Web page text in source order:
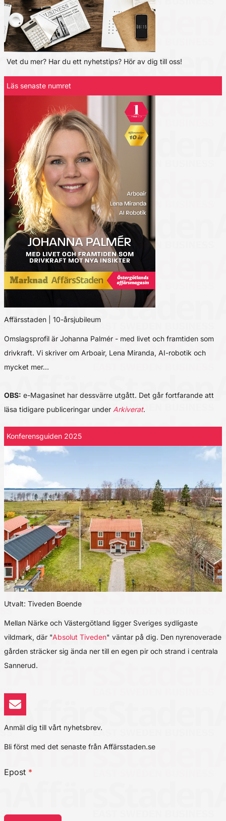
Vet du mer? Har du ett nyhetstips? Hör av dig till oss!
Läs senaste numret
Affärsstaden | 10-årsjubileum
Omslagsprofil är Johanna Palmér - med livet och framtiden som
drivkraft. Vi skriver om Arboair, Lena Miranda, AI-robotik och
mycket mer…
OBS: e-Magasinet har dessvärre utgått. Det går fortfarande att
läsa tidigare publiceringar under Arkiverat.
Konferensguiden 2025
Utvalt: Tiveden Boende
Mellan Närke och Västergötland ligger Sveriges sydligaste
vildmark, där "Absolut Tiveden" väntar på dig. Den nyrenoverade
gården sträcker sig ända ner till en egen pir och strand i centrala
Sannerud.
Anmäl dig till vårt nyhetsbrev.
Bli först med det senaste från Affärsstaden.se
Epost *